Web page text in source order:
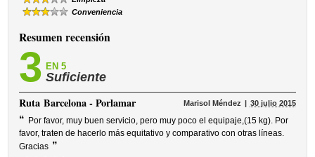
Conveniencia
Resumen recensión
3 EN 5
Suficiente
RutaBarcelona - Porlamar Marisol Méndez 30 julio 2015
“ Por favor, muy buen servicio, pero muy poco el equipaje,(15 kg). Por
favor, traten de hacerlo más equitativo y comparativo con otras líneas.
Gracias ”